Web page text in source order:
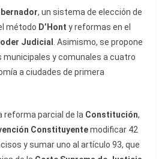
, un sistema de elección de
método D’Hont y reformas en el
Judicial
. Asimismo, se propone
y comunales a cuatro
a ciudades de primera
reforma parcial de la Constitución,
Constituyentemodificar 42
y sumar uno al artículo 93, que